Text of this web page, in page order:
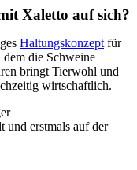
Xaletto auf sich?
Haltungskonzept für
die Schweine
bringt Tierwohl und
wirtschaftlich.
und erstmals auf der